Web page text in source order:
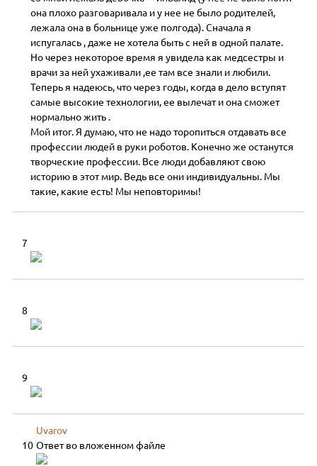
она плохо разговаривала и у нее не было родителей,
лежала она в больнице уже полгода). Сначала я
испугалась , даже не хотела быть с ней в одной палате.
Но через некоторое время я увидела как медсестры и
врачи за ней ухаживали ,ее там все знали и любили.
Теперь я надеюсь, что через годы, когда в дело вступят
самые высокие технологии, ее вылечат и она сможет
нормально жить .
Мой итог. Я думаю, что не надо торопиться отдавать все
профессии людей в руки роботов. Конечно же останутся
творческие профессии. Все люди добавляют свою
историю в этот мир. Ведь все они индивидуальны. Мы
такие, какие есть! Мы неповторимы!
7
8
9
10
Uvarov
Ответ во вложенном файле